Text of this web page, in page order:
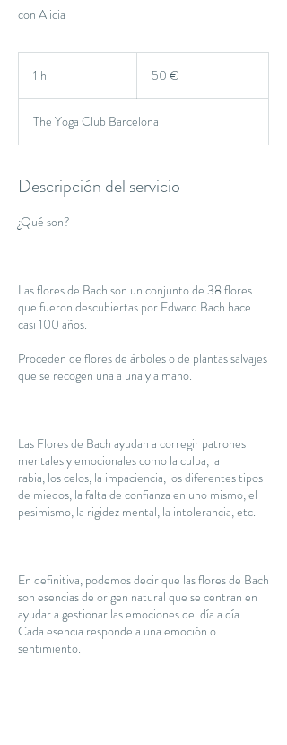
con Alicia
1 h 50 €
The Yoga Club Barcelona
Descripción del servicio
¿Qué son?
Las flores de Bach son un conjunto de 38 flores
que fueron descubiertas por Edward Bach hace
casi 100 años.
Proceden de flores de árboles o de plantas salvajes
que se recogen una a una y a mano.
Las Flores de Bach ayudan a corregir patrones
mentales y emocionales como la culpa, la
rabia, los celos, la impaciencia, los diferentes tipos
de miedos, la falta de confianza en uno mismo, el
pesimismo, la rigidez mental, la intolerancia, etc.
En definitiva, podemos decir que las flores de Bach
son esencias de origen natural que se centran en
ayudar a gestionar las emociones del día a día.
Cada esencia responde a una emoción o
sentimiento.